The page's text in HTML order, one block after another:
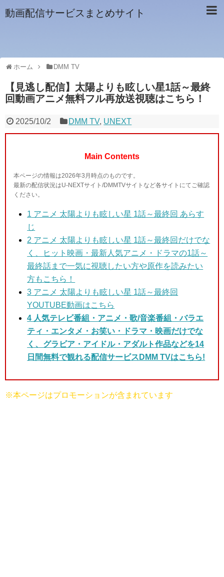
動画配信サービスまとめサイト
ホーム DMM TV
【見逃し配信】太陽よりも眩しい星1話～最終
回動画アニメ無料フル再放送視聴はこちら！
2025/10/2 DMM TV, UNEXT
Main Contents
本ページの情報は2026年3月時点のものです。
最新の配信状況はU-NEXTサイト/DMMTVサイトなど各サイトにてご確認
ください。
1 アニメ 太陽よりも眩しい星 1話～最終回 あらす
じ
2 アニメ 太陽よりも眩しい星 1話～最終回 だけでな
く、ヒット映画・最新人気アニメ・ドラマの1話～
最終話まで一気に視聴したい方や原作を読みたい
方もこちら！
3 アニメ 太陽よりも眩しい星 1話～最終回
YOUTUBE動画はこちら
4 人気テレビ番組・アニメ・歌/音楽番組・バラエ
ティ・エンタメ・お笑い・ドラマ・映画だけでな
く、グラビア・アイドル・アダルト作品などを14
日間無料で観れる配信サービスDMM TVはこちら!
※本ページはプロモーションが含まれています